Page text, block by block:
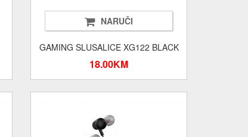
NARUČI
GAMING SLUSALICE XG122 BLACK
18.00KM